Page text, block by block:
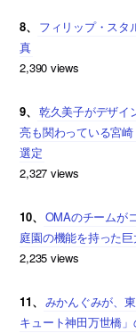
8、
フィリップ・スタ
真
2,390 views
9、 乾久美子がデザイ
亮も関わっている宮
選定
2,327 views
10、 OMAのチームが
庭園の機能を持った
2,235 views
11、 みかんぐみが、
キュート神田万世橋